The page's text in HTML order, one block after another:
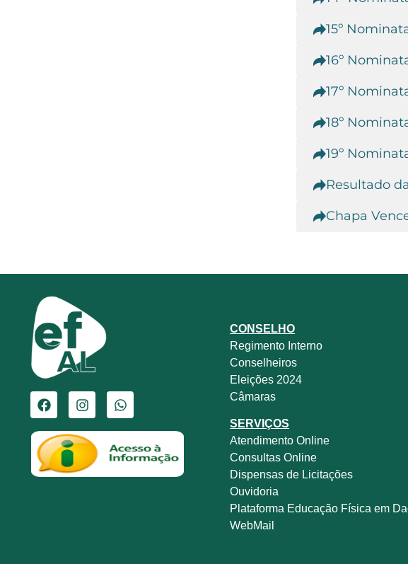
15º
16º
17º
18º
19º
Resultado
Chapa
CONSELHO
Regimento Interno
Conselheiros
Eleições 2024
Câmaras
SERVIÇOS
Atendimento Online
Consultas Online
Dispensas de Licitações
Ouvidoria
Plataforma Educação Física em
WebMail